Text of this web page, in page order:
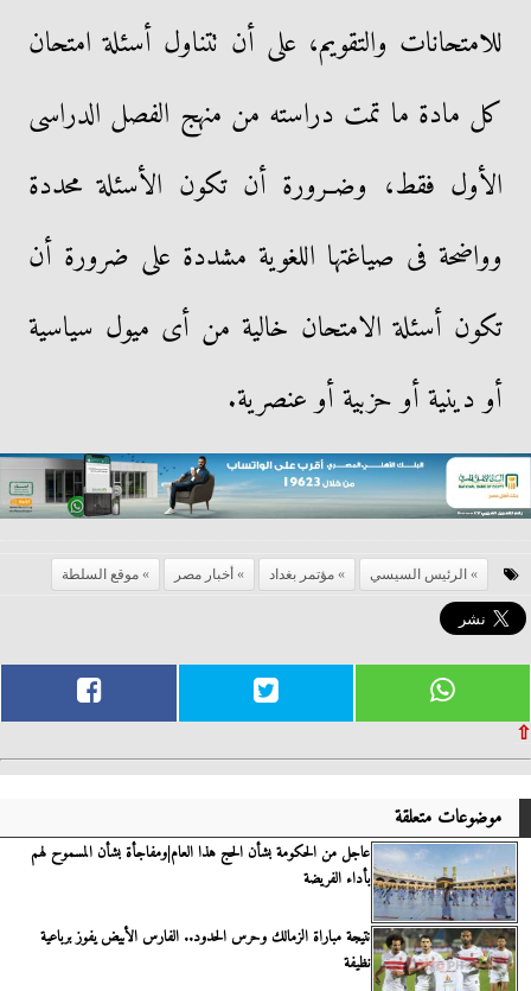
للامتحانات والتقويم، على أن تتناول أسئلة امتحان
كل مادة ما تمت دراسته من منهج الفصل الدراسى
الأول فقط، وضــرورة أن تكون الأسئلة محددة
وواضحة فى صياغتها اللغوية مشددة على ضرورة أن
تكون أسئلة الامتحان خالية من أى ميول سياسية
أو دينية أو حزبية أو عنصرية.
الرئيس السيسي مؤتمر بغداد أخبار مصر موقع السلطة
⇧
موضوعات متعلقة
عاجل من الحكومة بشأن الحج هذا العام|ومفاجأة بشأن المسموح لهم
بأداء الفريضة
نتيجة مباراة الزمالك وحرس الحدود.. الفارس الأبيض يفوز برباعية
نظيفة